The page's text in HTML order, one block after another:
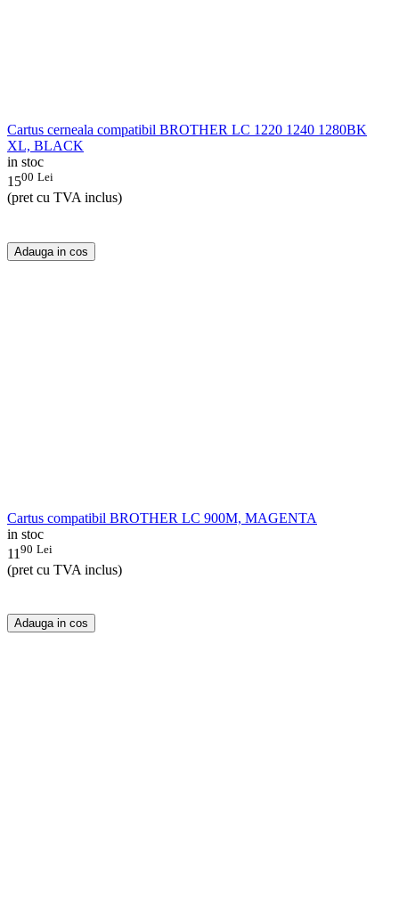
Cartus cerneala compatibil BROTHER LC 1220 1240 1280BK
XL, BLACK
in stoc
1500 Lei
(pret cu TVA inclus)
Adauga in cos
Cartus compatibil BROTHER LC 900M, MAGENTA
in stoc
11 90 Lei
(pret cu TVA inclus)
Adauga in cos